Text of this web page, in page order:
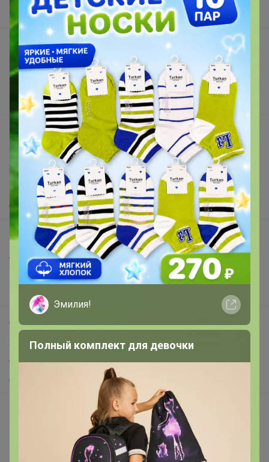
В наличии
Подарочные сертификаты
Реклама на сайте
Поставщикам
Вакансии
support@24-ok.ru
Написать в поддержку
Защита покупателя
Помощь
О нас
Все предложения
Анонсы
Новости
Поддержка альпак
Самое выгодное
Хиты продаж
Самое желанное
Самое быстрое
Начать зарабатывать с 24-ok
Picabox.ru - Лучшее место для ваших изображений
Розыгрыш - Генератор случайных чисел
Эмилия!
Полный комплект для девочки